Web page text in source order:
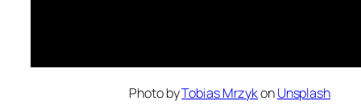
Photo byTobias MrzykonUnsplash